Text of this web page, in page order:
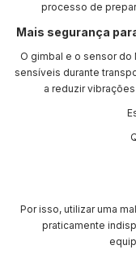
processo de
Mais segurança
O gimbal e o sensor
sensíveis durante
a reduzir
Por isso, utilizar uma
praticamente